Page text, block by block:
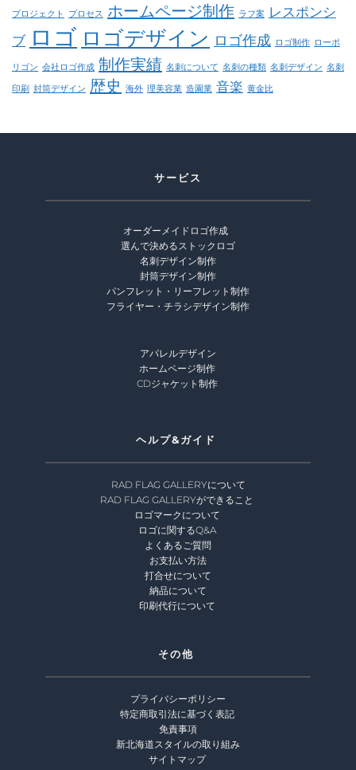
プロジェクト プロセス ホームページ制作 ラフ案
レスポンシ
ブ ロゴ ロゴデザイン ロゴ作成 ロゴ制作 ローポ
リゴン 会社ロゴ作成 制作実績 名刺について 名刺の種類 名刺デザイン 名刺
印刷 封筒デザイン 歴史 海外 理美容業 造園業 音楽 黄金比
サービス
オーダーメイドロゴ作成
選んで決めるストックロゴ
名刺デザイン制作
封筒デザイン制作
パンフレット・リーフレット制作
フライヤー・チラシデザイン制作
アパレルデザイン
ホームページ制作
CDジャケット制作
ヘルプ&ガイド
RAD FLAG GALLERYについて
RAD FLAG GALLERYができること
ロゴマークについて
ロゴに関するQ&A
よくあるご質問
お支払い方法
打合せについて
納品について
印刷代行について
その他
プライバシーポリシー
特定商取引法に基づく表記
免責事項
新北海道スタイルの取り組み
サイトマップ